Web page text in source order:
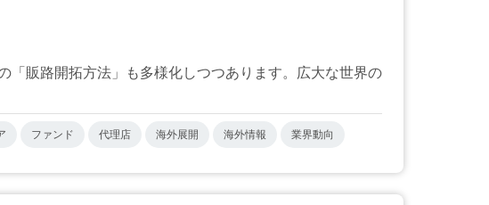
販路開拓方法」も多様化しつつあります。広大な世界の
ファンド 代理店 海外展開 海外情報 業界動向